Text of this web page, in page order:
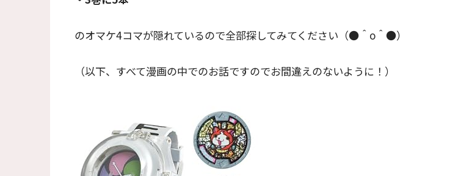
のオマケ4コマが隠れているので全部探してみてください（●＾o＾●）
（以下、すべて漫画の中でのお話ですのでお間違えのないように！）